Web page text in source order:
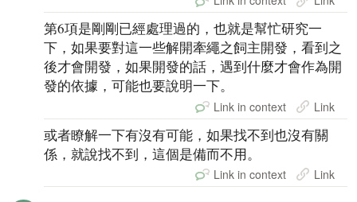
第6項是剛剛已經處理過的，也就是幫忙研究一
下，如果要對這一些解開牽繩之飼主開發，看到之
後才會開發，如果開發的話，遇到什麼才會作為開
發的依據，可能也要說明一下。
Link in context Link
或者瞭解一下有沒有可能，如果找不到也沒有關
係，就說找不到，這個是備而不用。
Link in context Link